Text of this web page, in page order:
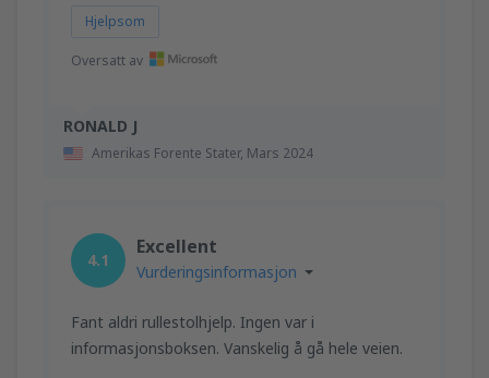
RONALD J
Amerikas Forente Stater, Mars 2024
Hjelpsom
Oversatt av
4.1
Excellent
Vurderingsinformasjon
Fant aldri rullestolhjelp. Ingen var i
informasjonsboksen. Vanskelig å gå hele veien.